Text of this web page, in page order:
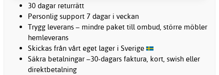
30 dagar returrätt
Personlig support 7 dagar i veckan
Trygg leverans – mindre paket till ombud, större möbler
hemleverans
Skickas från vårt eget lager i Sverige
Säkra betalningar –30-dagars faktura, kort, swish eller
direktbetalning